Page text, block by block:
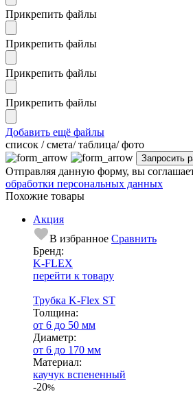
Прикрепить файлы
Прикрепить файлы
Прикрепить файлы
Прикрепить файлы
Добавить ещё файлы
cписок / смета/ таблица/ фото
Отправляя данную форму, вы
обработки персональных данных
Похожие товары
Акция
В избранное Сравнить
Бренд:
K-FLEX
перейти к товару
Трубка K-Flex ST
Тол­щи­на:
от 6 до 50 мм
Диаметр:
от 6 до 170 мм
Ма­­те­­ри­­ал:
каучук вспененный
-20%